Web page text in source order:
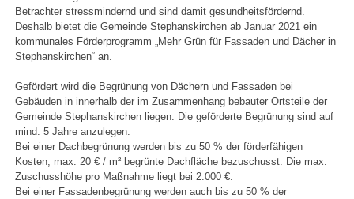
Betrachter stressmindernd und sind damit gesundheitsfördernd.
Deshalb bietet die Gemeinde Stephanskirchen ab Januar 2021 ein
kommunales Förderprogramm „Mehr Grün für Fassaden und Dächer in
Stephanskirchen“ an.
Gefördert wird die Begrünung von Dächern und Fassaden bei
Gebäuden in innerhalb der im Zusammenhang bebauter Ortsteile der
Gemeinde Stephanskirchen liegen. Die geförderte Begrünung sind auf
mind. 5 Jahre anzulegen.
Bei einer Dachbegrünung werden bis zu 50 % der förderfähigen
Kosten, max. 20 € / m² begrünte Dachfläche bezuschusst. Die max.
Zuschusshöhe pro Maßnahme liegt bei 2.000 €.
Bei einer Fassadenbegrünung werden auch bis zu 50 % der